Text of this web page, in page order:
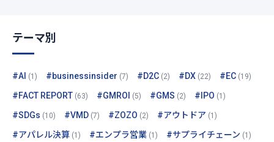
テーマ別
#AI (1) #businessinsider (7) #D2C (2) #DX (22) #EC (19)
#FACT REPORT (63) #GMROI (5) #GMS (2) #IPO (1)
#SDGs (10) #VMD (7) #ZOZO (2) #アウトドア (1)
#アパレル決算 (1) #エンプラ営業 (1) #サプライチェーン (1)